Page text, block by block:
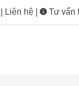
Liên hệ Tư vấn